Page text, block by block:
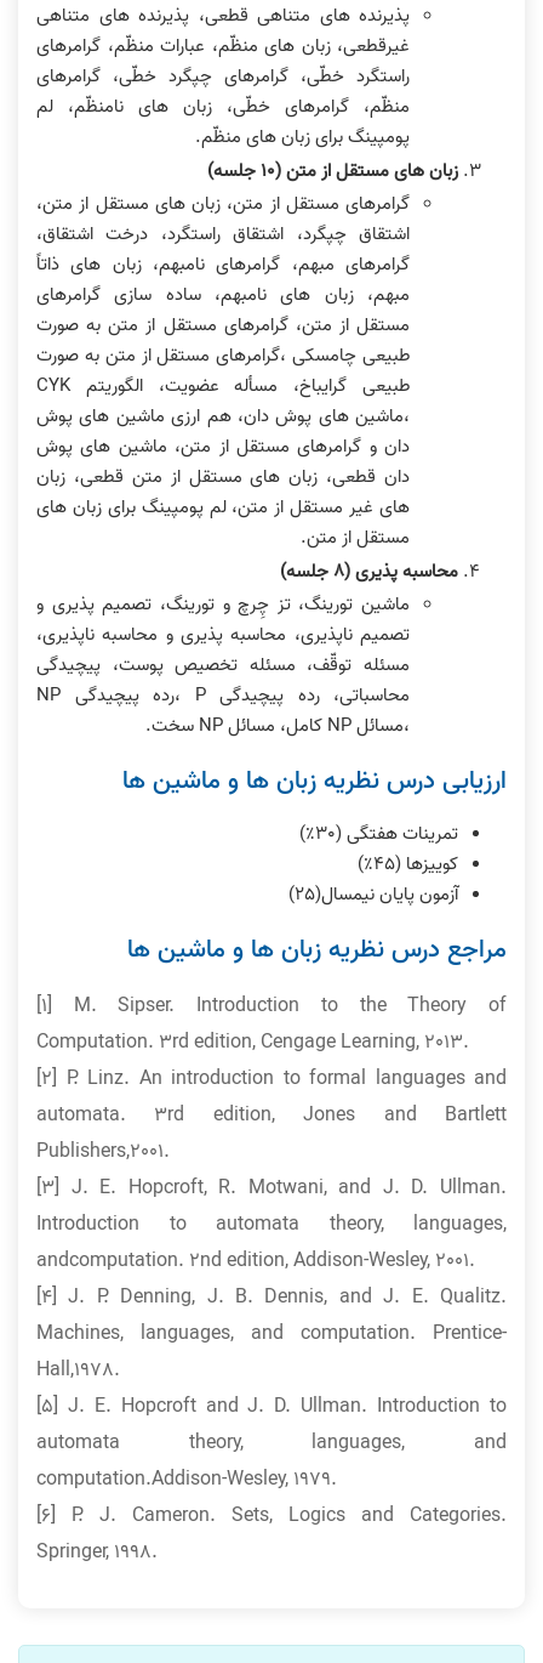
پذیرنده های متناهی قطعی، پذیرنده های متناهی
غیرقطعی، زبان های منظّم، عبارات منظّم، گرامرهای
راستگرد خطّی، گرامرهای چپگرد خطّی، گرامرهای
منظّم، گرامرهای خطّی، زبان های نامنظّم، لم
پومپینگ برای زبان های منظّم.
زبان های مستقل از متن (١٠ جلسه)
گرامرهای مستقل از متن، زبان های مستقل از متن،
اشتقاق چپگرد، اشتقاق راستگرد، درخت اشتقاق،
گرامرهای مبهم، گرامرهای نامبهم، زبان های ذاتاً
مبهم، زبان های نامبهم، ساده سازی گرامرهای
مستقل از متن، گرامرهای مستقل از متن به صورت
طبیعی چامسکی ،گرامرهای مستقل از متن به صورت
طبیعی گرایباخ، مسأله عضویت، الگوریتم CYK
،ماشین های پوش دان، هم ارزی ماشین های پوش
دان و گرامرهای مستقل از متن، ماشین های پوش
دان قطعی، زبان های مستقل از متن قطعی، زبان
های غیر مستقل از متن، لم پومپینگ برای زبان های
مستقل از متن.
محاسبه پذیری (٨ جلسه)
ماشین تورینگ، تز چِرچ و تورینگ، تصمیم پذیری و
تصمیم ناپذیری، محاسبه پذیری و محاسبه ناپذیری،
مسئله توقّف، مسئله تخصیص پوست، پیچیدگی
محاسباتی، رده پیچیدگی P ،رده پیچیدگی NP
،مسائل NP کامل، مسائل NP سخت.
ارزیابی درس نظریه زبان ها و ماشین ها
تمرینات هفتگی (٣٠٪)
کوییزها (۴۵٪)
آزمون پایان نیمسال(٢۵)
مراجع درس نظریه زبان ها و ماشین ها
[1] M. Sipser. Introduction to the Theory of
Computation. 3rd edition, Cengage Learning, 2013.
[2] P. Linz. An introduction to formal languages and
automata. 3rd edition, Jones and Bartlett
Publishers,2001.
[3] J. E. Hopcroft, R. Motwani, and J. D. Ullman.
Introduction to automata theory, languages,
andcomputation. 2nd edition, Addison-Wesley, 2001.
[4] J. P. Denning, J. B. Dennis, and J. E. Qualitz.
Machines, languages, and computation. Prentice-
Hall,1978.
[5] J. E. Hopcroft and J. D. Ullman. Introduction to
automata theory, languages, and
computation.Addison-Wesley, 1979.
[6] P. J. Cameron. Sets, Logics and Categories.
Springer, 1998.